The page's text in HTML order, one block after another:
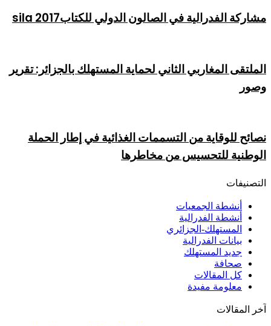
مشاركة الفدرالية في الصالون الدولي للكتابsila 2017
الملتقى المغاربي الثاني لحماية المستهلك بالجزائر: تقرير
وصور
نصائح للوقاية من التسممات الغذائية في إطار الحملة
الوطنية للتحسيس من مخاطرها
التصنيفات
أنشطة الجمعيات
أنشطة الفدرالية
المستهلك-الجزائري
بيانات الفدرالية
جديد المستهلك
صحافة
كل المقالات
معلومة مفيدة
آخر المقالات